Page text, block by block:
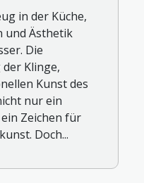
in der Küche,
und Ästhetik
Die
Klinge,
Kunst des
nur ein
Zeichen für
Doch...